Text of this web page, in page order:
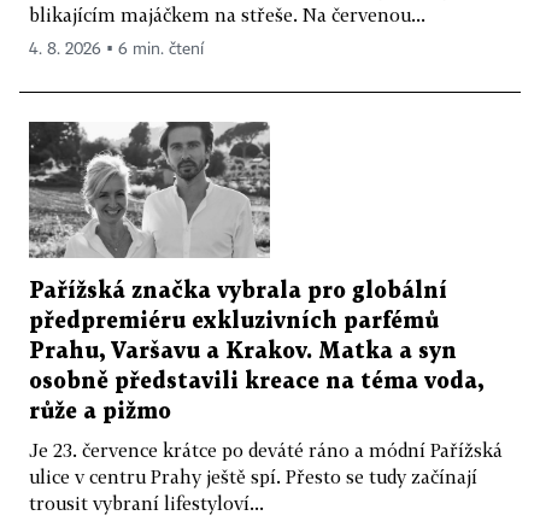
blikajícím majáčkem na střeše. Na červenou...
4. 8. 2026 ▪ 6 min. čtení
Pařížská značka vybrala pro globální
předpremiéru exkluzivních parfémů
Prahu, Varšavu a Krakov. Matka a syn
osobně představili kreace na téma voda,
růže a pižmo
Je 23. července krátce po deváté ráno a módní Pařížská
ulice v centru Prahy ještě spí. Přesto se tudy začínají
trousit vybraní lifestyloví...